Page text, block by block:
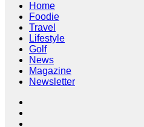
Home
Foodie
Travel
Lifestyle
Golf
News
Magazine
Newsletter